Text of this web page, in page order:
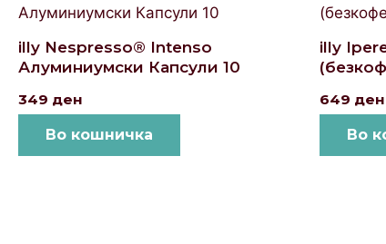
illy Nespresso® Intenso
Алуминиумски Капсули 10
349 ден
Во кошничка
illy
649 ден
Во